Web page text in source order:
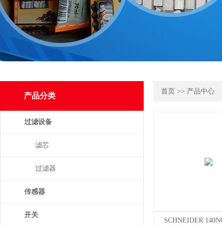
产品分类
过滤设备
滤芯
过滤器
传感器
开关
首页 >> 产品中心
SCHNEIDER